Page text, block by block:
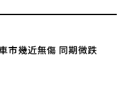
同期微跌